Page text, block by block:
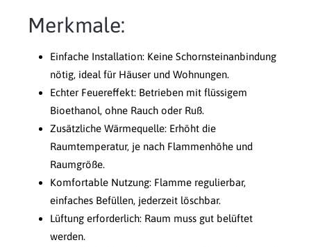
Merkmale:
Einfache Installation: Keine Schornsteinanbindung
nötig, ideal für Häuser und Wohnungen.
Echter Feuereffekt: Betrieben mit flüssigem
Bioethanol, ohne Rauch oder Ruß.
Zusätzliche Wärmequelle: Erhöht die
Raumtemperatur, je nach Flammenhöhe und
Raumgröße.
Komfortable Nutzung: Flamme regulierbar,
einfaches Befüllen, jederzeit löschbar.
Lüftung erforderlich: Raum muss gut belüftet
werden.